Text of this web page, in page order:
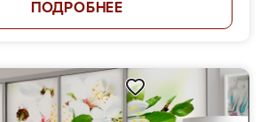
ПОДРОБНЕЕ